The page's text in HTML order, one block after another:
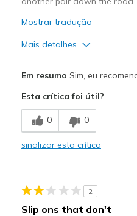
Mostrar tradução
Mais detalhes
Melhores utilizações
Casual Wear
View On Shoes
I'm Into
Em resumo Sim, eu
Esta crítica foi útil?
0 0
sinalizar esta crítica
2
Slip ons that don't